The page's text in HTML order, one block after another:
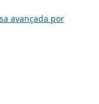
avançada por